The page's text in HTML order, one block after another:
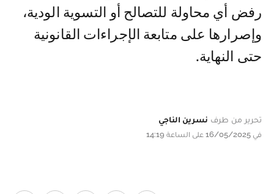
رفض أي محاولة للتصالح أو التسوية الودية،
وإصرارها على متابعة الإجراءات القانونية
حتى النهاية.
تحرير من طرف نسرين الناجي
في 16/05/2025 على الساعة 14:19